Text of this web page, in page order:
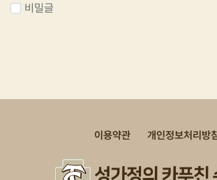
비밀글
이용약관 개인정보처리방